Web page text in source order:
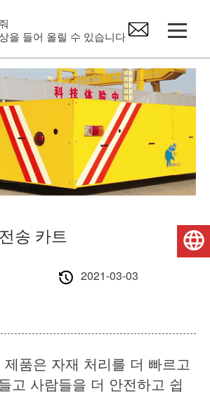
을 들어 올릴 수 있습니다
인
자주 묻는 질문
송 카트
2021-03-03
품은 자재 처리를 더 빠르고
고 사람들을 더 안전하고 쉽
한국어